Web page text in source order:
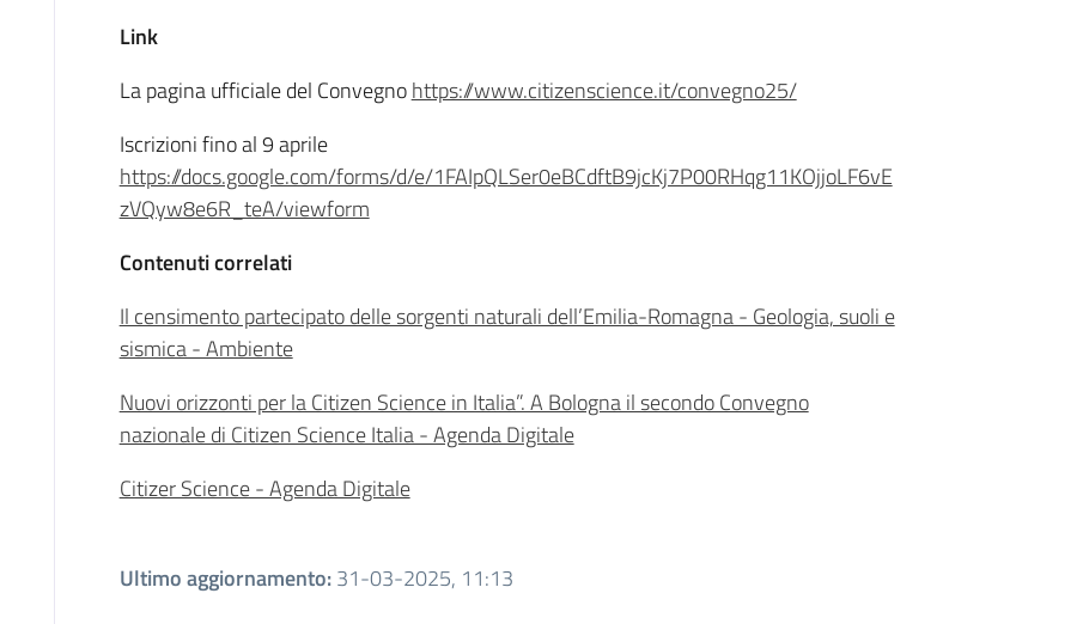
Link
La pagina ufficiale del Convegnohttps://www.citizenscience.it/convegno25/
Iscrizioni fino al 9 aprile
https://docs.google.com/forms/d/e/1FAIpQLSer0eBCdftB9jcKj7P00RHqg11KOjjoLF6vE
zVQyw8e6R_teA/viewform
Contenuti correlati
Il censimento partecipato delle sorgenti naturali dell’Emilia-Romagna - Geologia, suoli e
sismica - Ambiente
Nuovi orizzonti per la Citizen Science in Italia”. A Bologna il secondo Convegno
nazionale di Citizen Science Italia - Agenda Digitale
Citizer Science - Agenda Digitale
Ultimo aggiornamento:31-03-2025, 11:13